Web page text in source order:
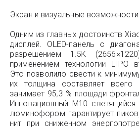
Экран и визуальные возможности
Одним из главных достоинств
дисплей. OLED-панель с
разрешением 1.5K
применением технологии LIPO
Это позволило свести к
их толщина составляет
занимает 95,3 % площади
Инновационный M10
люминофором гарантирует
нит при сниженном